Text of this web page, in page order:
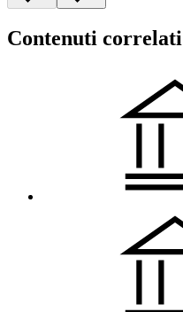
Contenuti correlati